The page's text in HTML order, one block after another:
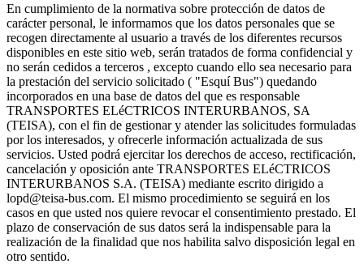
En cumplimiento de la normativa sobre protección de datos de
carácter personal, le informamos que los datos personales que se
recogen directamente al usuario a través de los diferentes recursos
disponibles en este sitio web, serán tratados de forma confidencial y
no serán cedidos a terceros , excepto cuando ello sea necesario para
la prestación del servicio solicitado ( "Esquí Bus") quedando
incorporados en una base de datos del que es responsable
TRANSPORTES ELéCTRICOS INTERURBANOS, SA
(TEISA), con el fin de gestionar y atender las solicitudes formuladas
por los interesados, y ofrecerle información actualizada de sus
servicios. Usted podrá ejercitar los derechos de acceso, rectificación,
cancelación y oposición ante TRANSPORTES ELéCTRICOS
INTERURBANOS S.A. (TEISA) mediante escrito dirigido a
lopd@teisa-bus.com. El mismo procedimiento se seguirá en los
casos en que usted nos quiere revocar el consentimiento prestado. El
plazo de conservación de sus datos será la indispensable para la
realización de la finalidad que nos habilita salvo disposición legal en
otro sentido.